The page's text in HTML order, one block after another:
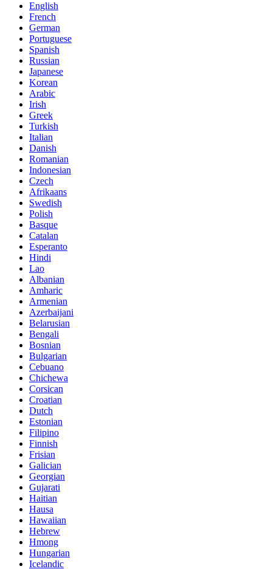
English
French
German
Portuguese
Spanish
Russian
Japanese
Korean
Arabic
Irish
Greek
Turkish
Italian
Danish
Romanian
Indonesian
Czech
Afrikaans
Swedish
Polish
Basque
Catalan
Esperanto
Hindi
Lao
Albanian
Amharic
Armenian
Azerbaijani
Belarusian
Bengali
Bosnian
Bulgarian
Cebuano
Chichewa
Corsican
Croatian
Dutch
Estonian
Filipino
Finnish
Frisian
Galician
Georgian
Gujarati
Haitian
Hausa
Hawaiian
Hebrew
Hmong
Hungarian
Icelandic